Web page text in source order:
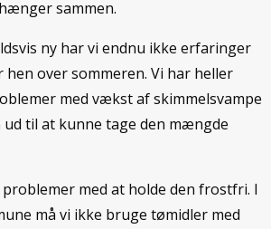
sammen.
ny har vi endnu ikke erfaringer
hen over sommeren. Vi har heller
med vækst af skimmelsvampe
til at kunne tage den mængde
med at holde den frostfri. I
må vi ikke bruge tømidler med